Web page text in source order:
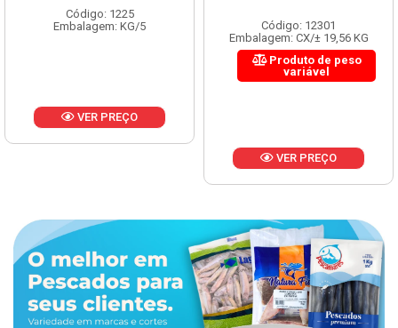
Código: 1225
Embalagem: KG/5
VER PREÇO
Código: 12301
Embalagem: CX/± 19,56 KG
Produto de peso
variável
VER PREÇO